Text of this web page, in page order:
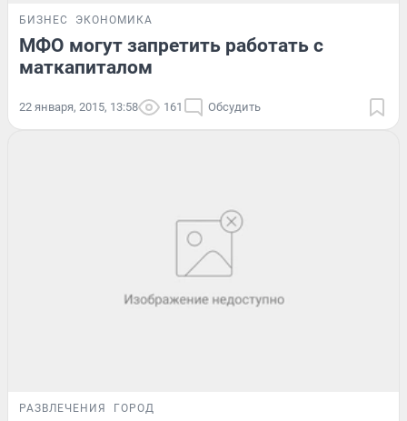
БИЗНЕС ЭКОНОМИКА
МФО могут запретить работать с
маткапиталом
22 января, 2015, 13:58 161 Обсудить
РАЗВЛЕЧЕНИЯ ГОРОД